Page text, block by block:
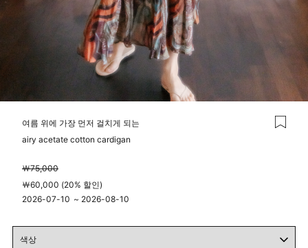
여름 위에 가장 먼저 걸치게 되는
airy acetate cotton cardigan
￦75,000
￦60,000 (20% 할인)
2026-07-10 ~ 2026-08-10